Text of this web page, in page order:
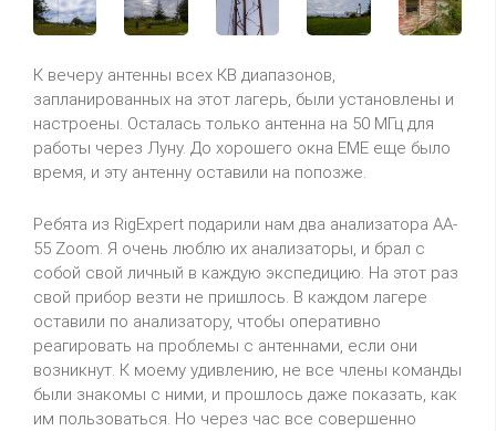
К вечеру антенны всех КВ диапазонов,
запланированных на этот лагерь, были установлены и
настроены. Осталась только антенна на 50 МГц для
работы через Луну. До хорошего окна EME еще было
время, и эту антенну оставили на попозже.
Ребята из RigExpert подарили нам два анализатора AA-
55 Zoom. Я очень люблю их анализаторы, и брал с
собой свой личный в каждую экспедицию. На этот раз
свой прибор везти не пришлось. В каждом лагере
оставили по анализатору, чтобы оперативно
реагировать на проблемы с антеннами, если они
возникнут. К моему удивлению, не все члены команды
были знакомы с ними, и прошлось даже показать, как
им пользоваться. Но через час все совершенно